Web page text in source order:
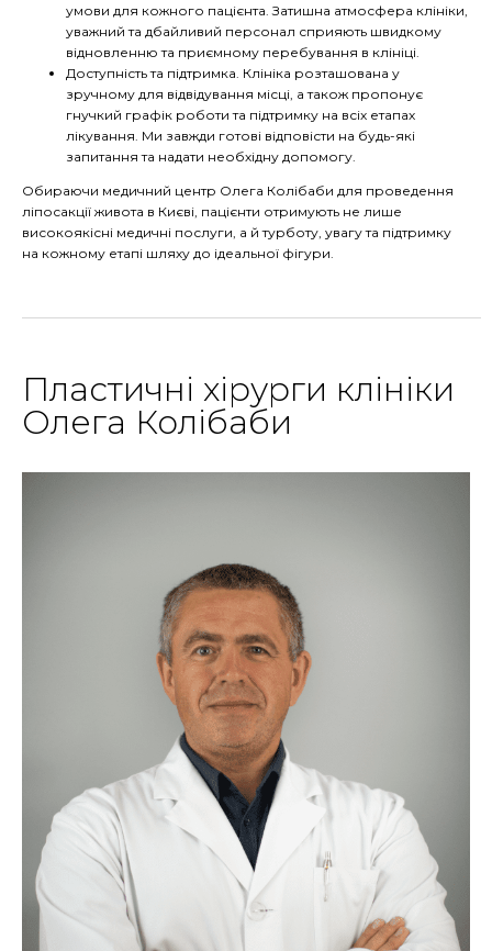
умови для кожного пацієнта. Затишна атмосфера клініки,
уважний та дбайливий персонал сприяють швидкому
відновленню та приємному перебування в клініці.
Доступність та підтримка. Клініка розташована у
зручному для відвідування місці, а також пропонує
гнучкий графік роботи та підтримку на всіх етапах
лікування. Ми завжди готові відповісти на будь-які
запитання та надати необхідну допомогу.
Обираючи медичний центр Олега Колібаби для проведення
ліпосакції живота в Києві, пацієнти отримують не лише
високоякісні медичні послуги, а й турботу, увагу та підтримку
на кожному етапі шляху до ідеальної фігури.
Пластичні хірурги клініки
Олега Колібаби